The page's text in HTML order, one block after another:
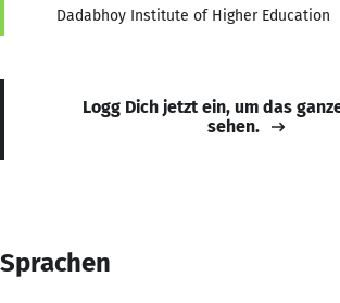
Dadabhoy Institute of Higher Education
Logg Dich jetzt ein, um das
sehen.
Sprachen